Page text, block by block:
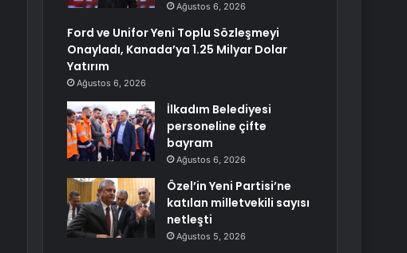
Ağustos 6, 2026
Ford ve Unifor Yeni Toplu Sözleşmeyi
Onayladı, Kanada’ya 1.25 Milyar Dolar
Yatırım
Ağustos 6, 2026
İlkadım Belediyesi
personeline çifte
bayram
Ağustos 6, 2026
Özel’in Yeni Partisi’ne
katılan milletvekili sayısı
netleşti
Ağustos 5, 2026